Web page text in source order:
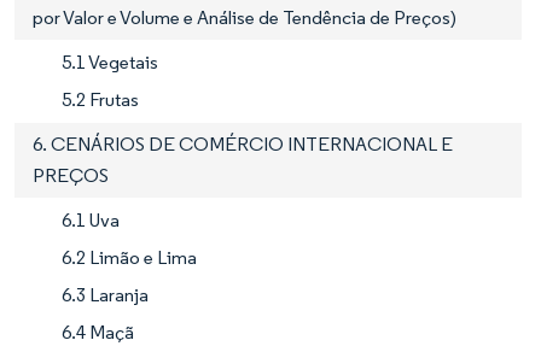
por Valor e Volume e Análise de Tendência de Preços)
5.1 Vegetais
5.2 Frutas
6. CENÁRIOS DE COMÉRCIO INTERNACIONAL E
PREÇOS
6.1 Uva
6.2 Limão e Lima
6.3 Laranja
6.4 Maçã